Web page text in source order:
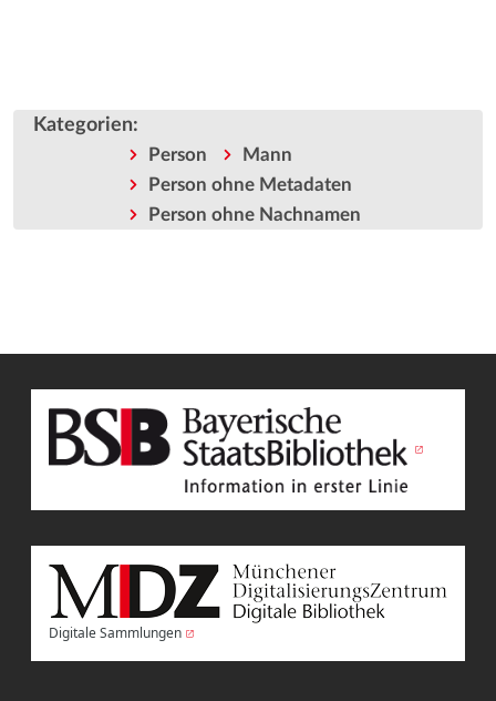
Kategorien:
Person
Mann
Person ohne Metadaten
Person ohne Nachnamen
Digitale Sammlungen